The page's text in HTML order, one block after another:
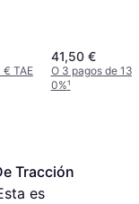
TAE
41,50 €
O 3 pagos de
0%¹
Tracción
es